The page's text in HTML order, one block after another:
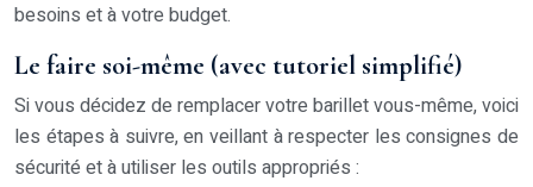
besoins et à votre budget.
Le faire soi-même (avec tutoriel simplifié)
Si vous décidez de remplacer votre barillet vous-même, voici
les étapes à suivre, en veillant à respecter les consignes de
sécurité et à utiliser les outils appropriés :